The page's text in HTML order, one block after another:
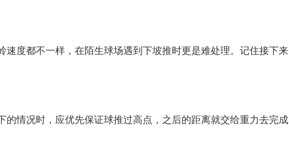
度都不一样，在陌生球场遇到下坡推时更是难处理。记住接下来
情况时，应优先保证球推过高点，之后的距离就交给重力去完成